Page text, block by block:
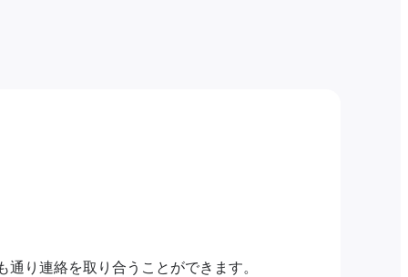
り連絡を取り合うことができます。